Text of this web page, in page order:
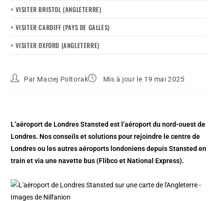
> VISITER BRISTOL (ANGLETERRE)
> VISITER CARDIFF (PAYS DE GALLES)
> VISITER OXFORD (ANGLETERRE)
Par Maciej Poltorak Mis à jour le 19 mai 2025
L’aéroport de Londres Stansted est l’aéroport du nord-ouest de
Londres. Nos conseils et solutions pour rejoindre le centre de
Londres ou les autres aéroports londoniens depuis Stansted en
train et via une navette bus (Flibco et National Express).